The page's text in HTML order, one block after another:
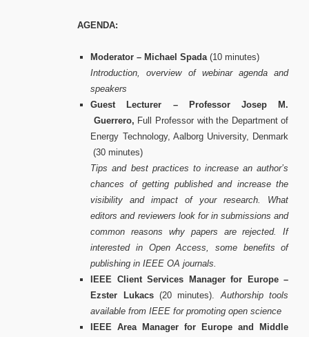
AGENDA:
Moderator – Michael Spada(10 minutes)
Introduction, overview of webinar agenda and
speakers
Guest Lecturer – Professor Josep M.
Guerrero, Full Professor with the Department of
Energy Technology, Aalborg University, Denmark
(30 minutes)
Tips and best practices to increase an author’s
chances of getting published and increase the
visibility and impact of your research. What
editors and reviewers look for in submissions and
common reasons why papers are rejected. If
interested in Open Access, some benefits of
publishing in IEEE OA journals.
IEEE Client Services Manager for Europe–
Ezster Lukacs(20 minutes).Authorship tools
available from IEEE for promoting open science
IEEE Area Manager for Europe and Middle